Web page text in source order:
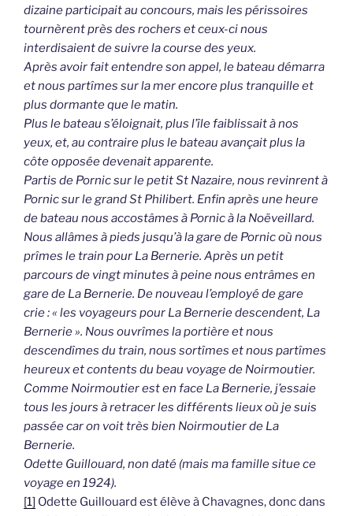
dizaine participait au concours, mais les périssoires
tournèrent près des rochers et ceux-ci nous
interdisaient de suivre la course des yeux.
Après avoir fait entendre son appel, le bateau démarra
et nous partîmes sur la mer encore plus tranquille et
plus dormante que le matin.
Plus le bateau s’éloignait, plus l’île faiblissait à nos
yeux, et, au contraire plus le bateau avançait plus la
côte opposée devenait apparente.
Partis de Pornic sur le petit St Nazaire, nous revinrent à
Pornic sur le grand St Philibert. Enfin après une heure
de bateau nous accostâmes à Pornic à la Noëveillard.
Nous allâmes à pieds jusqu’à la gare de Pornic où nous
prîmes le train pour La Bernerie. Après un petit
parcours de vingt minutes à peine nous entrâmes en
gare de La Bernerie. De nouveau l’employé de gare
crie : « les voyageurs pour La Bernerie descendent, La
Bernerie ». Nous ouvrîmes la portière et nous
descendîmes du train, nous sortîmes et nous partîmes
heureux et contents du beau voyage de Noirmoutier.
Comme Noirmoutier est en face La Bernerie, j’essaie
tous les jours à retracer les différents lieux où je suis
passée car on voit très bien Noirmoutier de La
Bernerie.
Odette Guillouard, non daté (mais ma famille situe ce
voyage en 1924).
[1] Odette Guillouard est élève à Chavagnes, donc dans